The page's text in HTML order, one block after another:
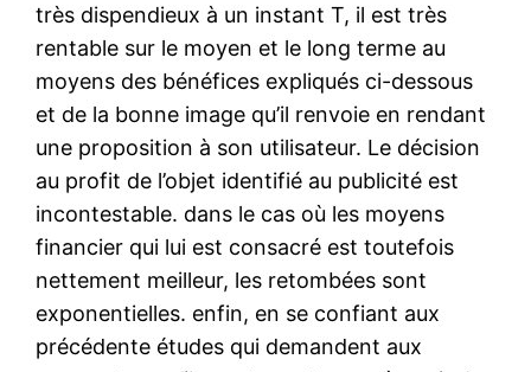
très dispendieux à un instant T, il est très
rentable sur le moyen et le long terme au
moyens des bénéfices expliqués ci-dessous
et de la bonne image qu’il renvoie en rendant
une proposition à son utilisateur. Le décision
au profit de l’objet identifié au publicité est
incontestable. dans le cas où les moyens
financier qui lui est consacré est toutefois
nettement meilleur, les retombées sont
exponentielles. enfin, en se confiant aux
précédente études qui demandent aux